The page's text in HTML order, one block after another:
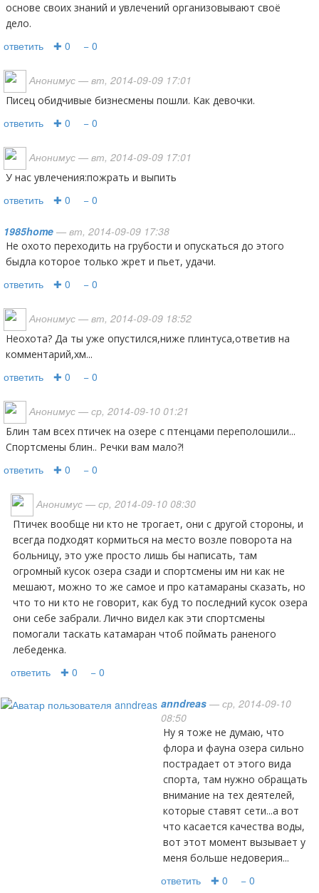
основе своих знаний и увлечений организовывают своё
дело.
ответить ✚ 0 − 0
Анонимус — вт, 2014-09-09 17:01
Писец обидчивые бизнесмены пошли. Как девочки.
ответить ✚ 0 − 0
Анонимус — вт, 2014-09-09 17:01
У нас увлечения:пожрать и выпить
ответить ✚ 0 − 0
1985home — вт, 2014-09-09 17:38
Не охото переходить на грубости и опускаться до этого
быдла которое только жрет и пьет, удачи.
ответить ✚ 0 − 0
Анонимус — вт, 2014-09-09 18:52
Неохота? Да ты уже опустился,ниже плинтуса,ответив на
комментарий,хм...
ответить ✚ 0 − 0
Анонимус — ср, 2014-09-10 01:21
блин там всех птичек на озере с птенцами переполошили...
Спортсмены блин.. Речки вам мало?!
ответить ✚ 0 − 0
Анонимус — ср, 2014-09-10 08:30
Птичек вообще ни кто не трогает, они с другой стороны, и
всегда подходят кормиться на место возле поворота на
больницу, это уже просто лишь бы написать, там
огромный кусок озера сзади и спортсмены им ни как не
мешают, можно то же самое и про катамараны сказать, но
что то ни кто не говорит, как буд то последний кусок озера
они себе забрали. Лично видел как эти спортсмены
помогали таскать катамаран чтоб поймать раненого
лебеденка.
ответить ✚ 0 − 0
anndreas — ср, 2014-09-10
08:50
ну я тоже не думаю, что
флора и фауна озера сильно
пострадает от этого вида
спорта, там нужно обращать
внимание на тех деятелей,
которые ставят сети...а вот
что касается качества воды,
вот этот момент вызывает у
меня больше недоверия...
ответить ✚ 0 − 0